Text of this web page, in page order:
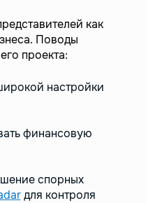
как
Поводы
проекта:
настройки
финансовую
спорных
для контроля